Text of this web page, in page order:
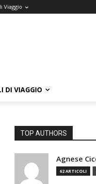
Viaggio
DI VIAGGIO
TOP AUTHORS
Agnese
62 ARTICOLI